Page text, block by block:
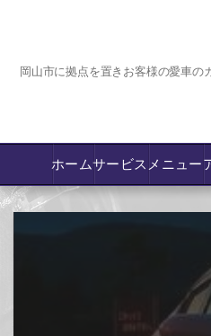
岡山市に拠点を置きお客様の愛車の
ホームサービス メニュー
カー
フロ